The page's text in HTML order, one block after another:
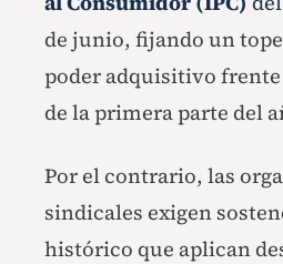
de junio, fijando un
poder adquisitivo
de la primera parte del
Por el contrario, las
sindicales exigen
histórico que aplican